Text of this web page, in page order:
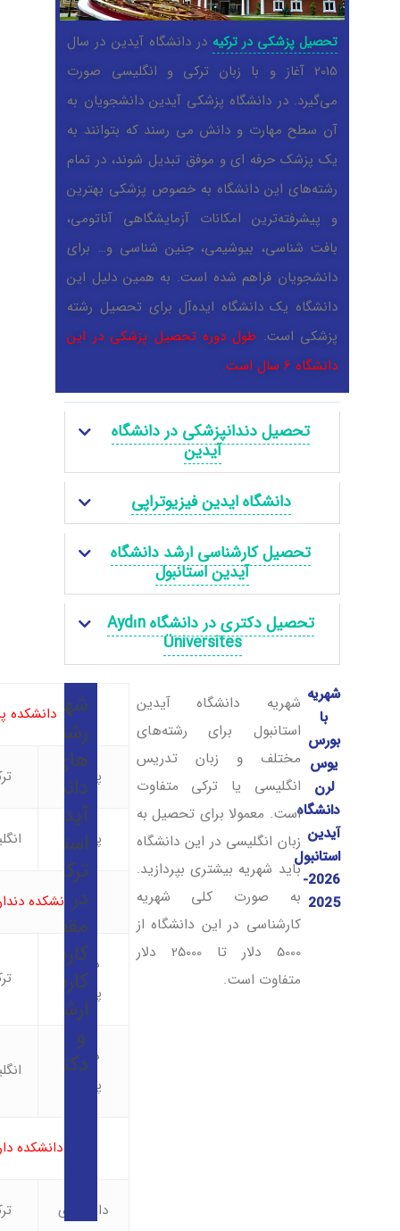
تحصیل پزشکی در ترکیه در دانشگاه آیدین در سال
2015 آغاز و با زبان ترکی و انگلیسی صورت
می‌گیرد. در دانشگاه پزشکی آیدین دانشجویان به
آن سطح مهارت و دانش می رسند که بتوانند به
یک پزشک حرفه ای و موفق تبدیل شوند، در تمام
رشته‌های این دانشگاه به خصوص پزشکی بهترین
و پیشرفته‌ترین امکانات آزمایشگاهی آناتومی،
بافت شناسی، بیوشیمی، جنین شناسی و… برای
دانشجویان فراهم شده است. به همین دلیل این
دانشگاه یک دانشگاه ایده‌آل برای تحصیل رشته
پزشکی است. طول دوره تحصیل پزشکی در این
دانشگاه 6 سال است.
تحصیل دندانپزشکی در دانشگاه
آیدین
دانشگاه ایدین فیزیوتراپی
تحصیل کارشناسی ارشد دانشگاه
آیدین استانبول
تحصیل دکتری در دانشگاه Aydın
Üniversites
شهریه
با
بورس
یوس
لرن
دانشگاه
آیدین
استانبول
2026-
2025
شهریه دانشگاه آیدین
استانبول برای رشته‌های
مختلف و زبان تدریس
انگلیسی یا ترکی متفاوت
است. معمولا برای تحصیل به
زبان انگلیسی در این دانشگاه
باید شهریه بیشتری بپردازید.
به صورت کلی شهریه
کارشناسی در این دانشگاه از
5000 دلار تا 25000 دلار
متفاوت است.
دانشکده
پزشکی
پزشکی
دانشکده
دندان
پزشکی
دندان
پزشکی
دانشکده
داروسازی
شهریه
رشته
های
دانشگاه
آیدین
استانبول
ترکیه
در
مقطع
کارشناسی،
کارشناسی
ارشد
و
دکتری
فایل